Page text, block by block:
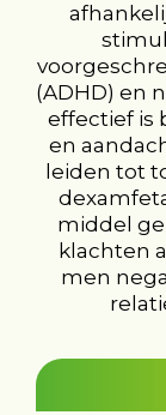
(ADHD) en
effectief is
en
leiden tot
middel
klachten
men